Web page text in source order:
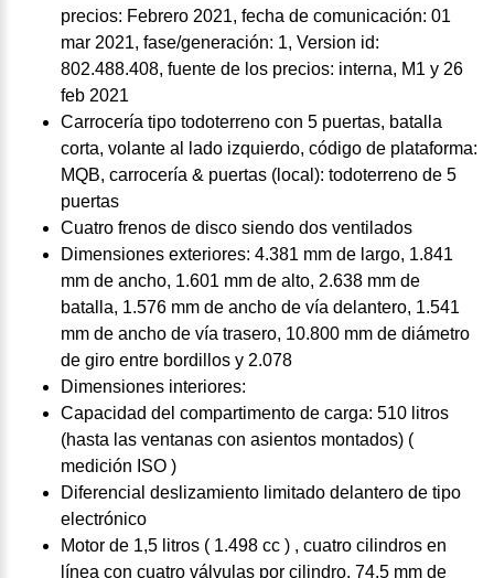
precios: Febrero 2021, fecha de comunicación: 01
mar 2021, fase/generación: 1, Version id:
802.488.408, fuente de los precios: interna, M1 y 26
feb 2021
Carrocería tipo todoterreno con 5 puertas, batalla
corta, volante al lado izquierdo, código de plataforma:
MQB, carrocería & puertas (local): todoterreno de 5
puertas
Cuatro frenos de disco siendo dos ventilados
Dimensiones exteriores: 4.381 mm de largo, 1.841
mm de ancho, 1.601 mm de alto, 2.638 mm de
batalla, 1.576 mm de ancho de vía delantero, 1.541
mm de ancho de vía trasero, 10.800 mm de diámetro
de giro entre bordillos y 2.078
Dimensiones interiores:
Capacidad del compartimento de carga: 510 litros
(hasta las ventanas con asientos montados) (
medición ISO )
Diferencial deslizamiento limitado delantero de tipo
electrónico
Motor de 1,5 litros ( 1.498 cc ) , cuatro cilindros en
línea con cuatro válvulas por cilindro, 74,5 mm de